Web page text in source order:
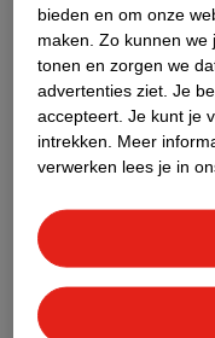
Kruidvat Club
Klantenservice
Over Kruidvat
bieden en om onze
maken. Zo kunnen we
tonen en zorgen we
advertenties ziet. Je
accepteert. Je kunt je
intrekken.
Meer
verwerken lees je in